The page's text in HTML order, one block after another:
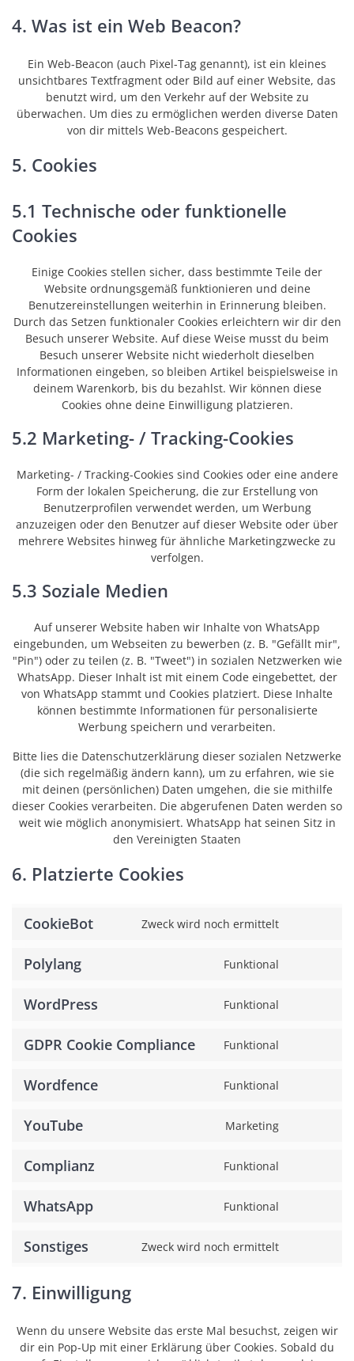
4. Was ist ein Web Beacon?
Ein Web-Beacon (auch Pixel-Tag genannt), ist ein kleines
unsichtbares Textfragment oder Bild auf einer Website, das
benutzt wird, um den Verkehr auf der Website zu
überwachen. Um dies zu ermöglichen werden diverse Daten
von dir mittels Web-Beacons gespeichert.
5. Cookies
5.1 Technische oder funktionelle
Cookies
Einige Cookies stellen sicher, dass bestimmte Teile der
Website ordnungsgemäß funktionieren und deine
Benutzereinstellungen weiterhin in Erinnerung bleiben.
Durch das Setzen funktionaler Cookies erleichtern wir dir den
Besuch unserer Website. Auf diese Weise musst du beim
Besuch unserer Website nicht wiederholt dieselben
Informationen eingeben, so bleiben Artikel beispielsweise in
deinem Warenkorb, bis du bezahlst. Wir können diese
Cookies ohne deine Einwilligung platzieren.
5.2 Marketing- / Tracking-Cookies
Marketing- / Tracking-Cookies sind Cookies oder eine andere
Form der lokalen Speicherung, die zur Erstellung von
Benutzerprofilen verwendet werden, um Werbung
anzuzeigen oder den Benutzer auf dieser Website oder über
mehrere Websites hinweg für ähnliche Marketingzwecke zu
verfolgen.
5.3 Soziale Medien
Auf unserer Website haben wir Inhalte von WhatsApp
eingebunden, um Webseiten zu bewerben (z. B. "Gefällt mir",
"Pin") oder zu teilen (z. B. "Tweet") in sozialen Netzwerken wie
WhatsApp. Dieser Inhalt ist mit einem Code eingebettet, der
von WhatsApp stammt und Cookies platziert. Diese Inhalte
können bestimmte Informationen für personalisierte
Werbung speichern und verarbeiten.
Bitte lies die Datenschutzerklärung dieser sozialen Netzwerke
(die sich regelmäßig ändern kann), um zu erfahren, wie sie
mit deinen (persönlichen) Daten umgehen, die sie mithilfe
dieser Cookies verarbeiten. Die abgerufenen Daten werden so
weit wie möglich anonymisiert. WhatsApp hat seinen Sitz in
den Vereinigten Staaten
6. Platzierte Cookies
CookieBot Zweck wird noch ermittelt
Polylang Funktional
WordPress Funktional
GDPR Cookie Compliance Funktional
Wordfence Funktional
YouTube Marketing
Complianz Funktional
WhatsApp Funktional
Sonstiges Zweck wird noch ermittelt
7. Einwilligung
Wenn du unsere Website das erste Mal besuchst, zeigen wir
dir ein Pop-Up mit einer Erklärung über Cookies. Sobald du